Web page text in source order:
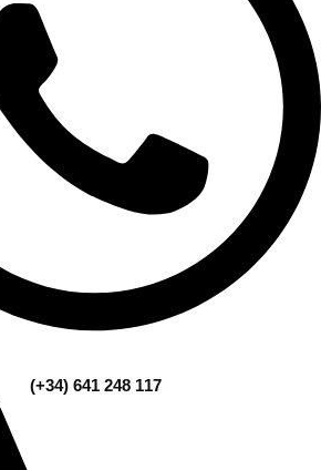
(+34) 641 248 117